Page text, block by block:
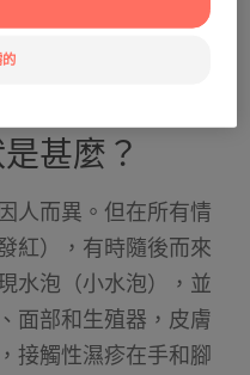
甚麼？
人而異。但在所有情
紅），有時隨後而來
水泡（小水泡），並
面部和生殖器，皮膚
接觸性濕疹在手和腳
的